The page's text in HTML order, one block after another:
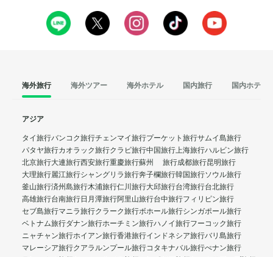
海外旅行 海外ツアー 海外ホテル 国内旅行 国内ホテル
アジア
タイ旅行バンコク旅行チェンマイ旅行プーケット旅行サムイ島旅行
パタヤ旅行カオラック旅行クラビ旅行中国旅行上海旅行ハルビン旅行
北京旅行大連旅行西安旅行重慶旅行蘇州 旅行成都旅行昆明旅行
大理旅行麗江旅行シャングリラ旅行奔子欄旅行韓国旅行ソウル旅行
釜山旅行済州島旅行木浦旅行仁川旅行大邱旅行台湾旅行台北旅行
高雄旅行台南旅行日月潭旅行阿里山旅行台中旅行フィリピン旅行
セブ島旅行マニラ旅行クラーク旅行ボホール旅行シンガポール旅行
ベトナム旅行ダナン旅行ホーチミン旅行ハノイ旅行フーコック旅行
ニャチャン旅行ホイアン旅行香港旅行インドネシア旅行バリ島旅行
マレーシア旅行クアラルンプール旅行コタキナバル旅行ぺナン旅行